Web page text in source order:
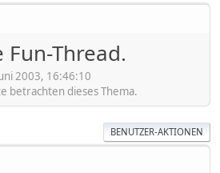
Thread.
2003, 16:46:10
betrachten dieses Thema.
BENUTZER-AKTIONEN